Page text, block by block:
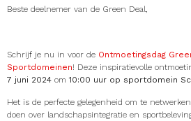
Beste deelnemer van de Green Deal,
Schrijf je nu in voor de Ontmoetingsdag
Sportdomeinen! Deze inspiratievolle
7 juni 2024 om10:00 uur op sportdomein
Het is de perfecte gelegenheid om te
doen over landschapsintegratie en